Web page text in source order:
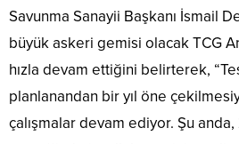
Savunma Sanayii Başkanı İsmail
büyük askeri gemisi olacak TCG
hızla devam ettiğini belirterek,
planlanandan bir yıl öne
çalışmalar devam ediyor. Şu anda,